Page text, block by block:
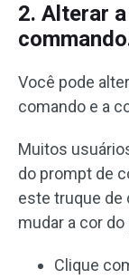
2. Alterar
Você pode
comando e a
Muitos
do prompt de
este truque de
mudar a cor
Clique